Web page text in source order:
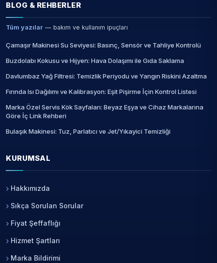
BLOG & REHBERLER
Tüm yazılar — bakım ve kullanım ipuçları
Çamaşır Makinesi Su Seviyesi: Basınç, Sensör ve Tahliye Kontrolü
Buzdolabı Kokusu ve Hijyen: Hava Dolaşımı ile Gıda Saklama
Davlumbaz Yağ Filtresi: Temizlik Periyodu ve Yangın Riskini Azaltma
Fırında Isı Dağılımı ve Kalibrasyon: Eşit Pişirme İçin Kontrol Listesi
Marka Özel Servis Kök Sayfaları: Beyaz Eşya ve Cihaz Markalarına
Göre İç Link Rehberi
Bulaşık Makinesi: Tuz, Parlatıcı ve Jet/Yıkayici Temizliği
KURUMSAL
Hakkımızda
Sıkça Sorulan Sorular
Fiyat Şeffaflığı
Hizmet Şartları
Marka Bildirimi